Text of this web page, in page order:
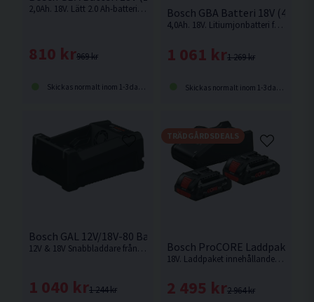
2,0Ah. 18V. Lätt 2.0 Ah-batteri i 18V klassen från Bosch.
969 kr
810 kr
Skickas normalt inom 1-3 dagar
Bosch GBA Batteri 18V (4,0Ah)
4,0Ah. 18V. Litiumjonbatteri från Bosch (Li-ion) med en mätare som visar dess status.
1 269 kr
1 061 kr
Skickas normalt inom 1-3 dagar
Bosch GAL 12V/18V-80 Batteriladdare 12V-18V
12V & 18V Snabbladdare från Bosch.
1 244 kr
1 040 kr
Bosch ProCORE Laddpaket
18V. Laddpaket innehållande 2st 4,0Ah ProCORE batterier och laddare från Bosch
2 964 kr
2 495 kr
TRÄDGÅRDSDEALS